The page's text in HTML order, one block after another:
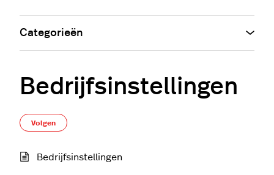
Bedrijfsinstellingen
Volgen
Bedrijfsinstellingen
Categorieën